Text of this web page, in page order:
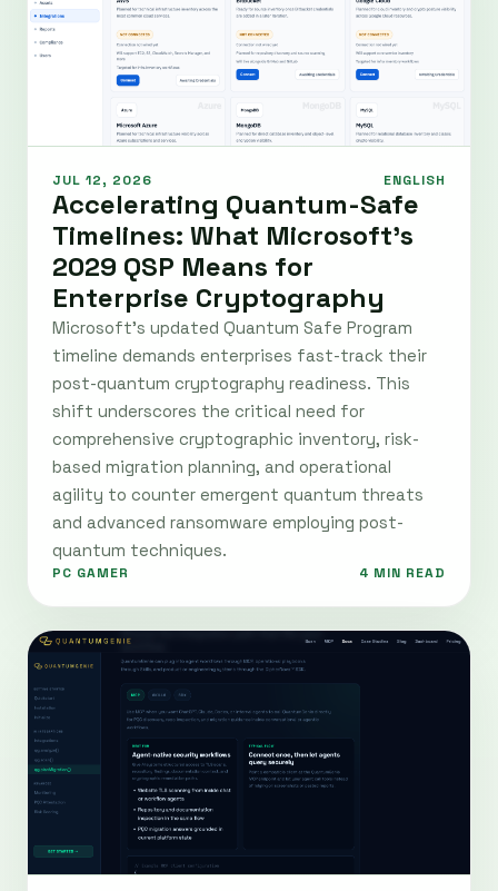
JUL 12, 2026 ENGLISH
Accelerating Quantum-Safe
Timelines: What Microsoft's
2029 QSP Means for
Enterprise Cryptography
Microsoft's updated Quantum Safe Program
timeline demands enterprises fast-track their
post-quantum cryptography readiness. This
shift underscores the critical need for
comprehensive cryptographic inventory, risk-
based migration planning, and operational
agility to counter emergent quantum threats
and advanced ransomware employing post-
quantum techniques.
PC GAMER 4 MIN READ